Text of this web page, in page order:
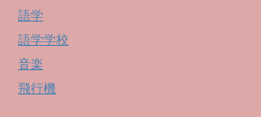
語学
語学学校
音楽
飛行機